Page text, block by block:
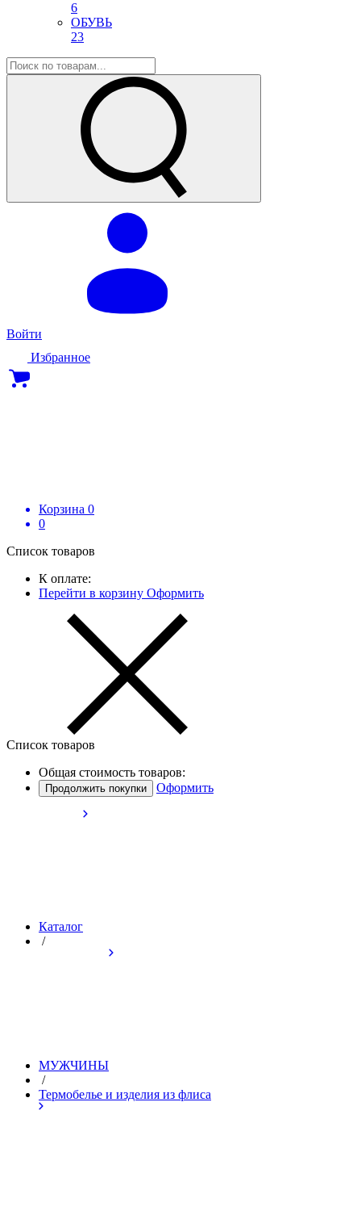
6
ОБУВЬ
23
Войти
Избранное
Корзина 0
0
Список товаров
К оплате:
Перейти в корзину Оформить
Список товаров
Общая стоимость товаров:
Продолжить покупки Оформить
Каталог
/
МУЖЧИНЫ
/
Термобелье и изделия из флиса